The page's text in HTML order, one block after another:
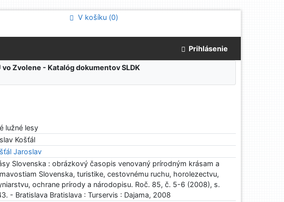
V košíku (0)
Prihlásenie
Zvolene - Katalóg dokumentov SLDK
lužné lesy
Košťál
Jaroslav
Slovenska : obrázkový časopis venovaný prírodným krásam a
Slovenska, turistike, cestovnému ruchu, horolezectvu,
ochrane prírody a národopisu. Roč. 85, č. 5-6 (2008), s.
- Bratislava Bratislava : Turservis : Dajama, 2008